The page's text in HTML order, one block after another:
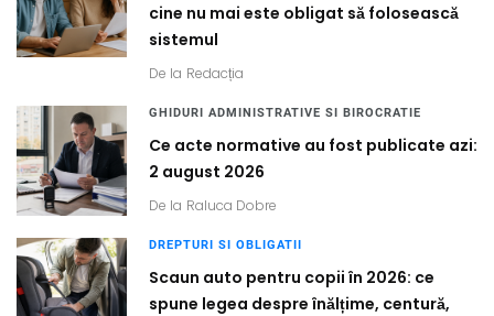
cine nu mai este obligat să folosească
sistemul
De la Redacția
GHIDURI ADMINISTRATIVE SI BIROCRATIE
Ce acte normative au fost publicate azi:
2 august 2026
De la Raluca Dobre
DREPTURI SI OBLIGATII
Scaun auto pentru copii în 2026: ce
spune legea despre înălțime, centură,